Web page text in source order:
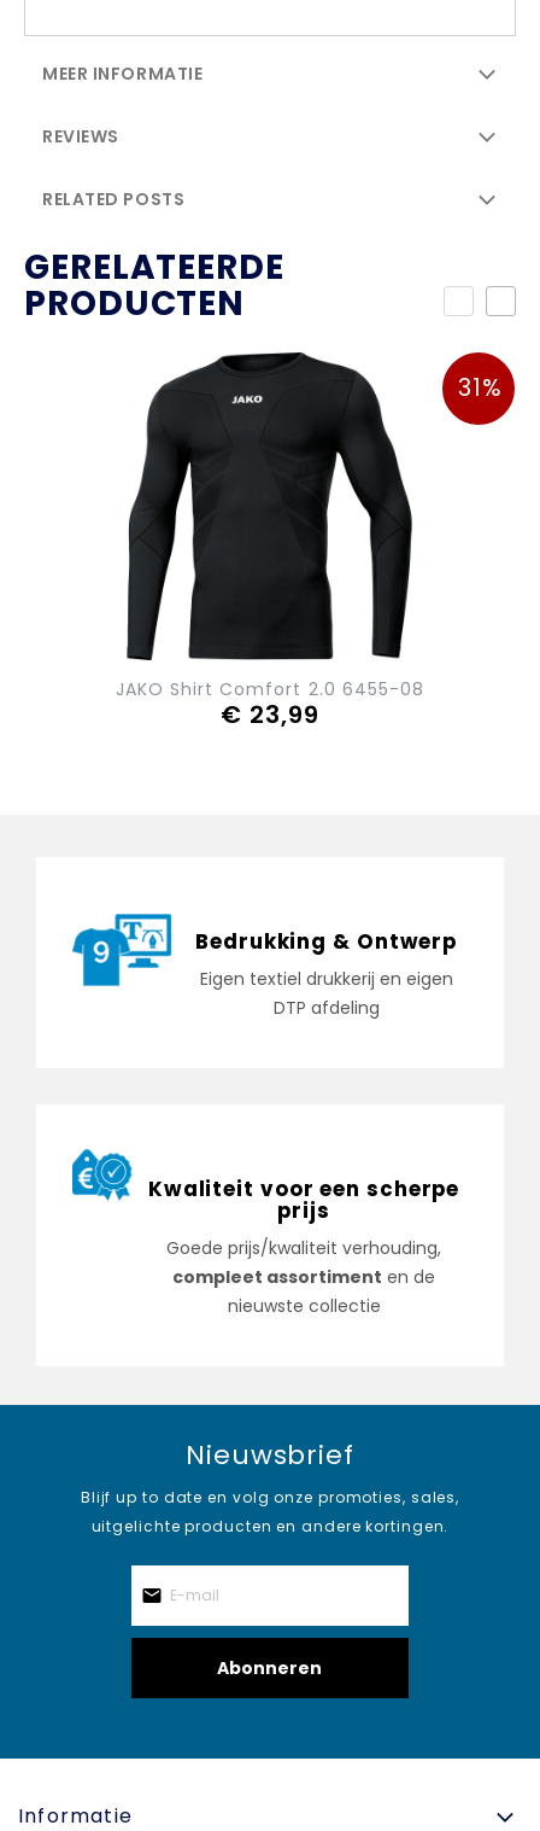
MEER INFORMATIE
REVIEWS
RELATED POSTS
GERELATEERDE
PRODUCTEN
31%
JAKO Shirt Comfort 2.0 6455-08
€ 23,99
Bedrukking & Ontwerp
Eigen textiel drukkerij en eigen
DTP afdeling
Kwaliteit voor een scherpe
prijs
Goede prijs/kwaliteit verhouding,
compleet assortiment en de
nieuwste collectie
Nieuwsbrief
Blijf up to date en volg onze promoties, sales,
uitgelichte producten en andere kortingen.
Abonneren
Informatie